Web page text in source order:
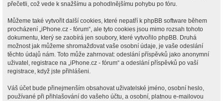
přečetli, což vede k snažšímu a pohodlnějšímu pohybu po fóru.
Můžeme také vytvořit další cookies, které nepatří k phpBB software během
procházení „iPhone.cz - fórum“, ale tyto cookies jsou mimo rozsah tohoto
dokumentu, který se zaobírá jen soubory, které vytvořilo phpBB. Druhá
možnost jak můžeme shromažďovat vaše osobní údaje, je vaše odeslání
těchto údajů nám. Toto může zahrnovat: odeslání příspěvků jako anonymní
uživatel, registrace na „iPhone.cz - fórum“ a odeslání příspěvků po vaší
registrace, když jste přihlášeni.
Váš účet bude přinejmenším obsahovat uživatelské jméno, osobní heslo,
používané při přihlašování do vašeho účtu, a osobní, platnou e-mailovou